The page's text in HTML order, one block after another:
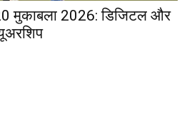
मुकाबला 2026: डिजिटल और